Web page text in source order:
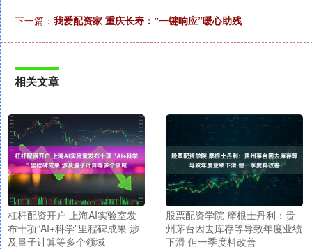
下一篇： 我爱配资家 重庆长寿：“一键响应”暖心助残
相关文章
杠杆配资开户 上海AI实验室发
布十项“AI+科学”里程碑成果 涉
及量子计算等多个领域
股票配资学院 摩根士丹利：贵
州茅台因去库存等导致年度业绩
下滑 但一季度料改善